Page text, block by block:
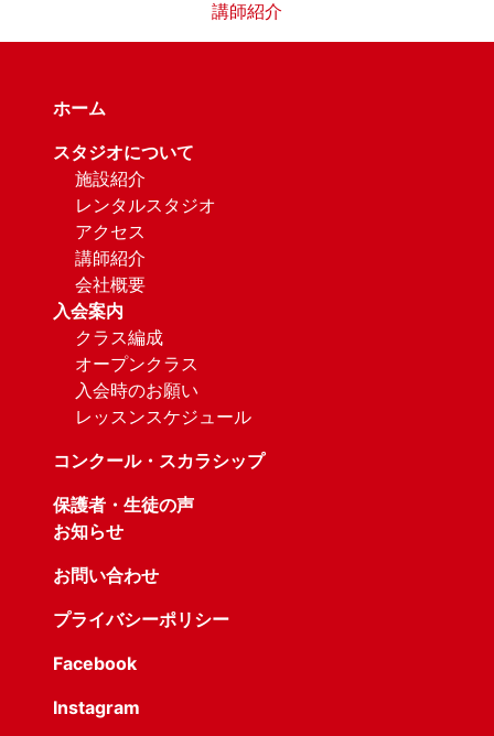
講師紹介
ホーム
スタジオについて
施設紹介
レンタルスタジオ
アクセス
講師紹介
会社概要
入会案内
クラス編成
オープンクラス
入会時のお願い
レッスンスケジュール
コンクール・スカラシップ
保護者・生徒の声
お知らせ
お問い合わせ
プライバシーポリシー
Facebook
Instagram